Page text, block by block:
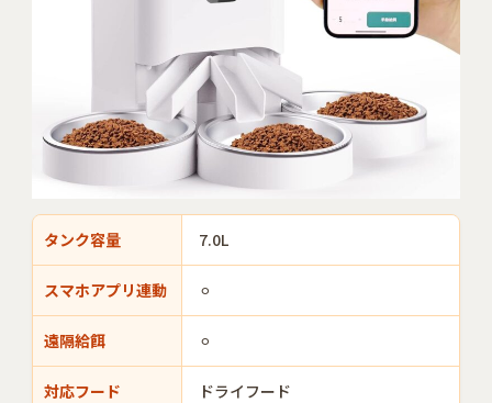
タンク容量 7.0L
スマホアプリ連動 ⚪︎
遠隔給餌 ⚪︎
対応フード ドライフード